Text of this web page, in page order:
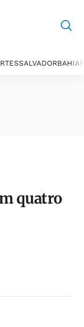
SALVADORBAHIA
quatro